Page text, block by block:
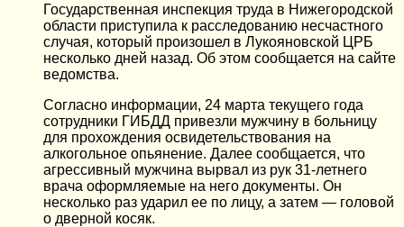
Государственная инспекция труда в Нижегородской
области приступила к расследованию несчастного
случая, который произошел в Лукояновской ЦРБ
несколько дней назад. Об этом сообщается на сайте
ведомства.
Согласно информации, 24 марта текущего года
сотрудники ГИБДД привезли мужчину в больницу
для прохождения освидетельствования на
алкогольное опьянение. Далее сообщается, что
агрессивный мужчина вырвал из рук 31-летнего
врача оформляемые на него документы. Он
несколько раз ударил ее по лицу, а затем — головой
о дверной косяк.